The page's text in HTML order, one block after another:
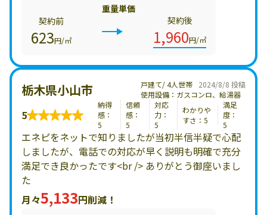
重量単価
契約前
623円/㎥
契約後
1,960円/㎥
2024/8/8 投稿
栃木県小山市
戸建て/ 4人世帯
使用設備：ガスコンロ、給湯器
5
納得
感：
5
信頼
感：
5
対応
力：
5
わかりや
すさ：5
満足
度：
5
エネピをネットで知りましたが当初半信半疑で心配
しましたが、電話での対応が早く説明も明確で充分
満足でき良かったです<br /> ありがとう御座いまし
た
月々5,133円削減！